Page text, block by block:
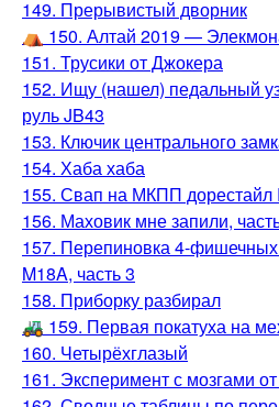
149. Прерывистый дворник
⛺️ 150. Алтай 2019 —
151. Трусики от Джокера
152. Ищу (нашел) педальный
руль JB43
153. Ключик центрального
154. Хаба хаба
155. Свап на МКПП дорестайл
156. Маховик мне запили,
157. Перепиновка 4-
M18A, часть 3
158. Приборку разбирал
🚜 159. Первая покатуха на
160. Четырёхглазый
161. Эксперимент с мозгами